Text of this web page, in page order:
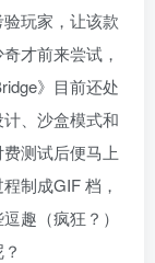
玩家，让该款
才前来尝试，
》目前还处
、沙盒模式和
测试后便马上
制成GIF 档，
趣（疯狂？）